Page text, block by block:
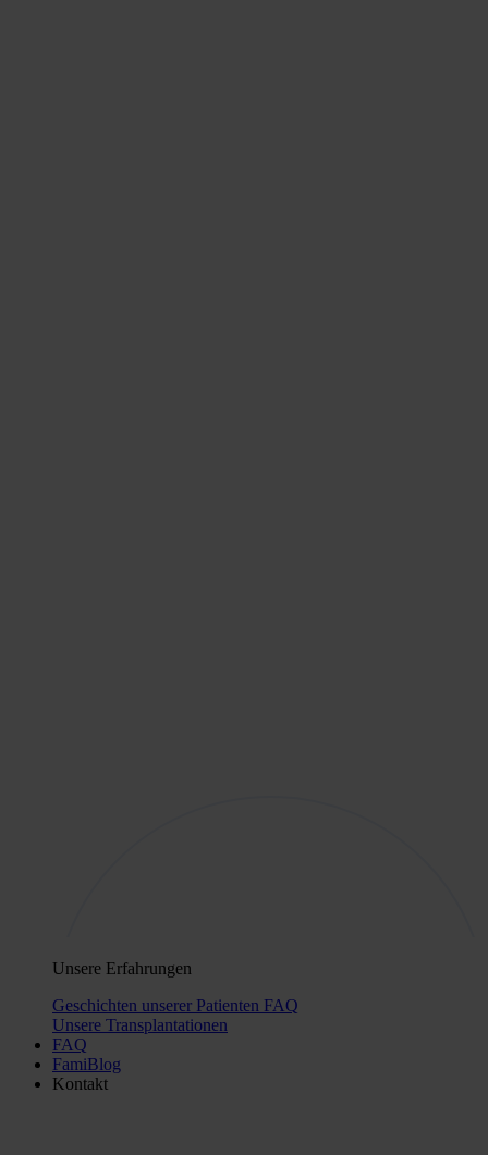
Unsere Erfahrungen
Geschichten unserer Patienten FAQ
Unsere Transplantationen
FAQ
FamiBlog
Kontakt